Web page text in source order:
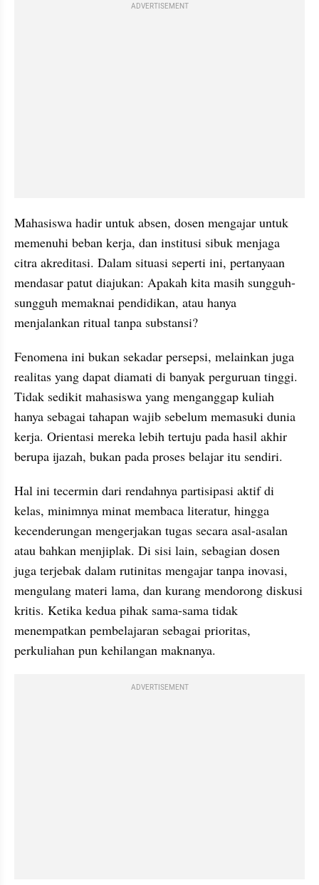
ADVERTISEMENT
Mahasiswa hadir untuk absen, dosen mengajar untuk
memenuhi beban kerja, dan institusi sibuk menjaga
citra akreditasi. Dalam situasi seperti ini, pertanyaan
mendasar patut diajukan: Apakah kita masih sungguh-
sungguh memaknai pendidikan, atau hanya
menjalankan ritual tanpa substansi?
Fenomena ini bukan sekadar persepsi, melainkan juga
realitas yang dapat diamati di banyak perguruan tinggi.
Tidak sedikit mahasiswa yang menganggap kuliah
hanya sebagai tahapan wajib sebelum memasuki dunia
kerja. Orientasi mereka lebih tertuju pada hasil akhir
berupa ijazah, bukan pada proses belajar itu sendiri.
Hal ini tecermin dari rendahnya partisipasi aktif di
kelas, minimnya minat membaca literatur, hingga
kecenderungan mengerjakan tugas secara asal-asalan
atau bahkan menjiplak. Di sisi lain, sebagian dosen
juga terjebak dalam rutinitas mengajar tanpa inovasi,
mengulang materi lama, dan kurang mendorong diskusi
kritis. Ketika kedua pihak sama-sama tidak
menempatkan pembelajaran sebagai prioritas,
perkuliahan pun kehilangan maknanya.
ADVERTISEMENT